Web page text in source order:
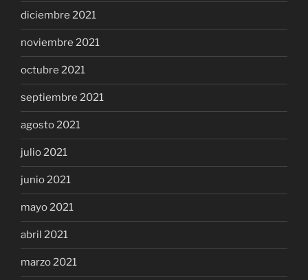
diciembre 2021
noviembre 2021
octubre 2021
septiembre 2021
agosto 2021
julio 2021
junio 2021
mayo 2021
abril 2021
marzo 2021